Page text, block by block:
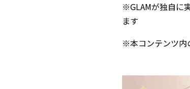
※GLAMが独自に
ます
※本コンテンツ内